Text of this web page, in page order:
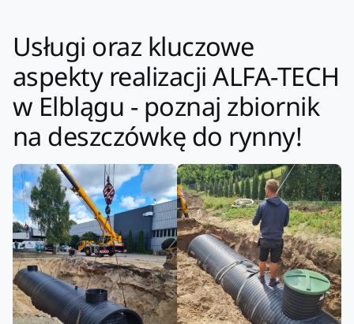
Usługi oraz kluczowe
aspekty realizacji ALFA-TECH
w Elblągu - poznaj zbiornik
na deszczówkę do rynny!